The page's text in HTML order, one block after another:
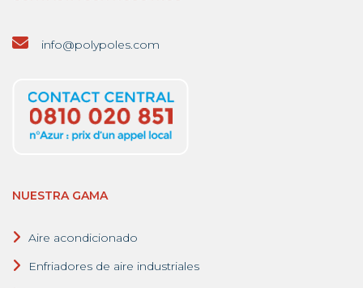
info@polypoles.com
NUESTRA GAMA
Aire acondicionado
Enfriadores de aire industriales